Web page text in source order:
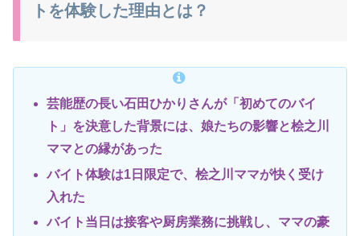
トを体験した理由とは？
芸能歴の長い石田ひかりさんが「初めてのバイ
ト」を決意した背景には、娘たちの影響と桧之川
ママとの縁があった
バイト体験は1日限定で、桧之川ママが快く受け
入れた
バイト当日は接客や厨房業務に挑戦し、ママの豪